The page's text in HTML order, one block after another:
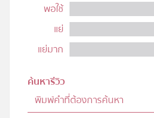
พอใช้
แย่
แย่มาก
ค้นหารีวิว